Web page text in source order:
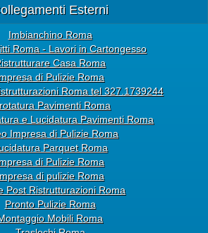
Esterni
Imbianchino Roma
Roma - Lavori in Cartongesso
Casa Roma
di Pulizie Roma
Roma tel 327.1739244
Pavimenti Roma
e Lucidatura Pavimenti Roma
Impresa di Pulizie Roma
Parquet Roma
di Pulizie Roma
di pulizie Roma
Post Ristrutturazioni Roma
Pronto Pulizie Roma
Mobili Roma